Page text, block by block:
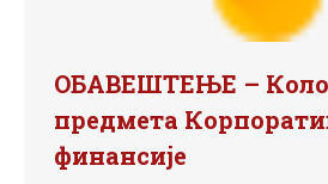
ОБАВЕШТЕЊЕ –
предмета
финансије